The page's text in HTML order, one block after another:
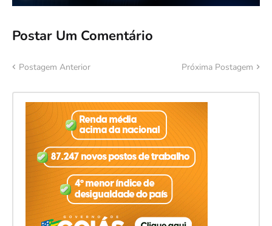
Postar Um Comentário
Postagem Anterior Próxima Postagem